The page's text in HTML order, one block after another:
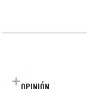
OPINIÓN